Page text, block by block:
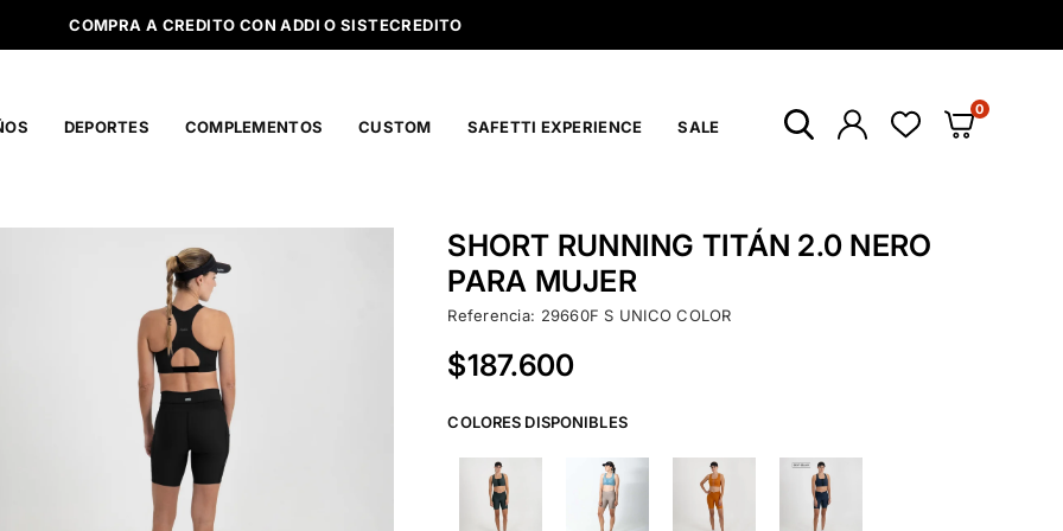
COMPRA A CREDITO CON ADDI O SISTECREDITO
DEPORTES COMPLEMENTOS CUSTOM SAFETTI EXPERIENCE SALE
0
SHORT RUNNING TITÁN 2.0 NERO
PARA MUJER
Referencia: 29660F S UNICO COLOR
Precio
$187.600
COLORES DISPONIBLES